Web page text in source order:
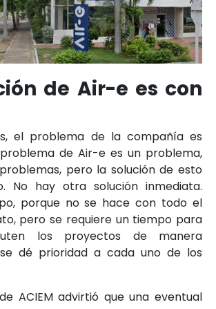
de Air-e es con
el problema de la compañía es
problema de Air-e es un problema,
pero la solución de esto
No hay otra solución inmediata.
porque no se hace con todo el
pero se requiere un tiempo para
los proyectos de manera
dé prioridad a cada uno de los
ACIEM advirtió que una eventual